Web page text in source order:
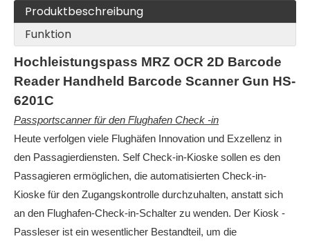
Produktbeschreibung
Funktion
Hochleistungspass MRZ OCR 2D Barcode
Reader Handheld Barcode Scanner Gun HS-
6201C
Passportscanner für den Flughafen Check -in
Heute verfolgen viele Flughäfen Innovation und Exzellenz in
den Passagierdiensten. Self Check-in-Kioske sollen es den
Passagieren ermöglichen, die automatisierten Check-in-
Kioske für den Zugangskontrolle durchzuhalten, anstatt sich
an den Flughafen-Check-in-Schalter zu wenden. Der Kiosk -
Passleser ist ein wesentlicher Bestandteil, um die